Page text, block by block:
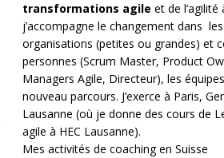
transformations agile et de l‘agilité
j’accompagne le changement dans les
organisations (petites ou grandes) et
personnes (Scrum Master, Product
Managers Agile, Directeur), les
nouveau parcours. J’exerce à Paris,
Lausanne (où je donne des cours de
agile à HEC Lausanne).
Mes activités de coaching en Suisse